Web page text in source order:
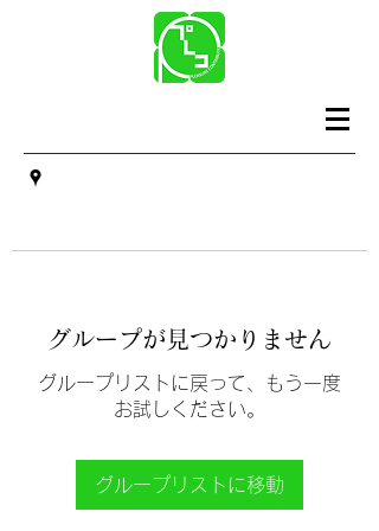
グループが見つかりません
グループリストに戻って、もう一度
お試しください。
グループリストに移動